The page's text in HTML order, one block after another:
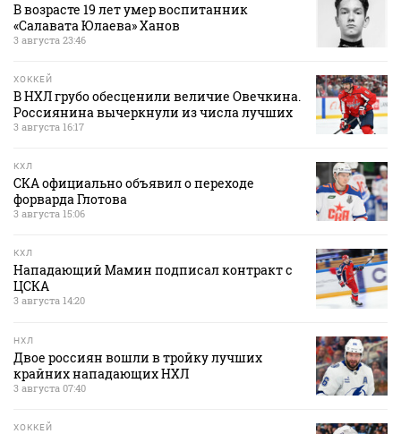
В возрасте 19 лет умер воспитанник
«Салавата Юлаева» Ханов
3 августа 23:46
ХОККЕЙ
В НХЛ грубо обесценили величие Овечкина.
Россиянина вычеркнули из числа лучших
3 августа 16:17
КХЛ
СКА официально объявил о переходе
форварда Глотова
3 августа 15:06
КХЛ
Нападающий Мамин подписал контракт с
ЦСКА
3 августа 14:20
НХЛ
Двое россиян вошли в тройку лучших
крайних нападающих НХЛ
3 августа 07:40
ХОККЕЙ